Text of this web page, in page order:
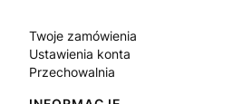
Twoje zamówienia
Ustawienia konta
Przechowalnia